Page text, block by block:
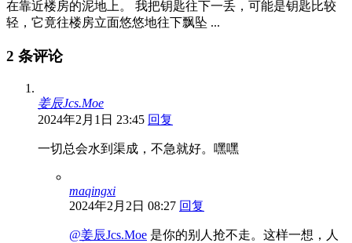
在靠近楼房的泥地上。 我把钥匙往下一丢，可能是钥匙比较
轻，它竟往楼房立面悠悠地往下飘坠 ...
2 条评论
姜辰Jcs.Moe
2024年2月1日 23:45 回复
一切总会水到渠成，不急就好。嘿嘿
maqingxi
2024年2月2日 08:27 回复
@姜辰Jcs.Moe 是你的别人抢不走。这样一想，人